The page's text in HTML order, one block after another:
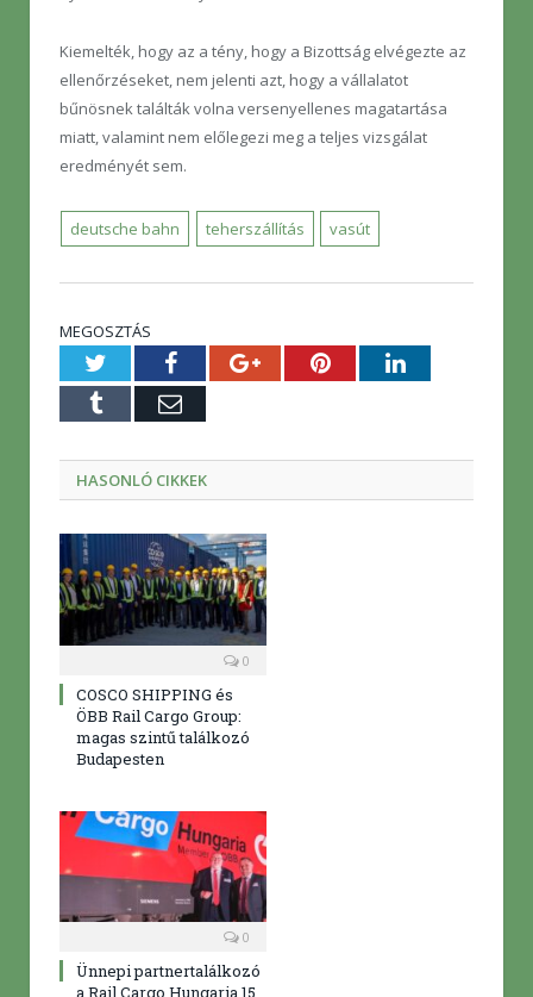
Kiemelték, hogy az a tény, hogy a Bizottság elvégezte az
ellenőrzéseket, nem jelenti azt, hogy a vállalatot
bűnösnek találták volna versenyellenes magatartása
miatt, valamint nem előlegezi meg a teljes vizsgálat
eredményét sem.
deutsche bahn teherszállítás vasút
MEGOSZTÁS
TwitterFacebookGoogle+PinterestLinkedIn
Tumblr E-
HASONLÓ CIKKEK
0
COSCO SHIPPING és
ÖBB Rail Cargo Group:
magas szintű találkozó
Budapesten
0
Ünnepi partnertalálkozó
a Rail Cargo Hungaria 15.